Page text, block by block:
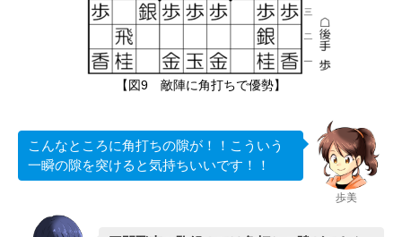
【図9 敵陣に角打ちで優勢】
歩美
こんなところに角打ちの隙が！！こういう
一瞬の隙を突けると気持ちいいです！！